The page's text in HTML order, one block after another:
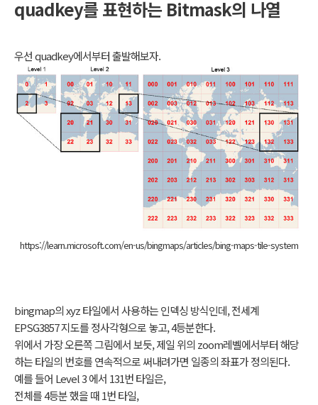
quadkey를 표현하는 Bitmask의 나열
우선 quadkey에서부터 출발해보자.
https://learn.microsoft.com/en-us/bingmaps/articles/bing-maps-tile-system
bingmap의 xyz 타일에서 사용하는 인덱싱 방식인데, 전세계
EPSG3857 지도를 정사각형으로 놓고, 4등분한다.
위에서 가장 오른쪽 그림에서 보듯, 제일 위의 zoom레벨에서부터 해당
하는 타일의 번호를 연속적으로 써내려가면 일종의 좌표가 정의된다.
예를 들어 Level 3 에서 131번 타일은,
전체를 4등분 했을 때 1번 타일,